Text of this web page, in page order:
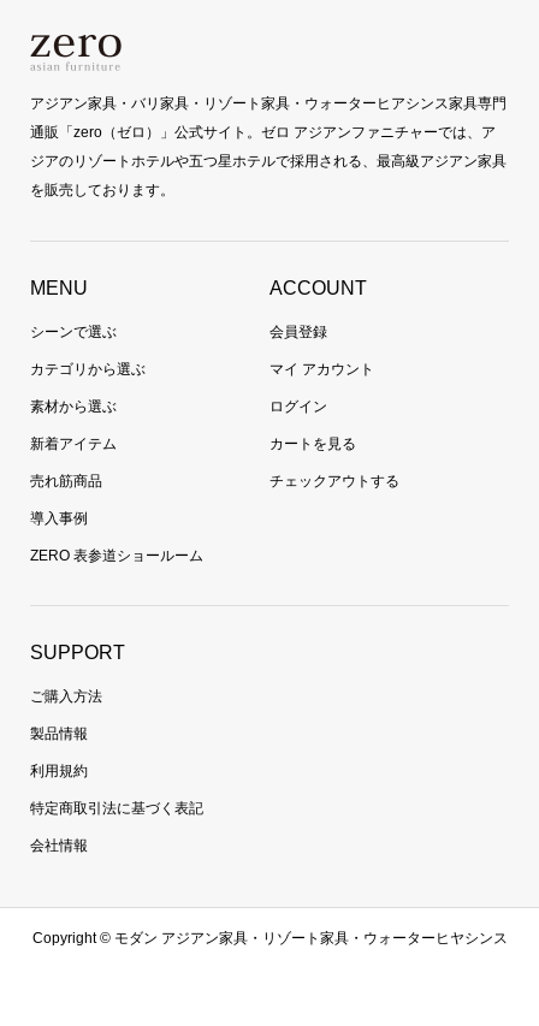
アジアン家具・バリ家具・リゾート家具・ウォーターヒアシンス家具専門
通販「zero（ゼロ）」公式サイト。ゼロ アジアンファニチャーでは、ア
ジアのリゾートホテルや五つ星ホテルで採用される、最高級アジアン家具
を販売しております。
MENU
シーンで選ぶ
カテゴリから選ぶ
素材から選ぶ
新着アイテム
売れ筋商品
導入事例
ZERO 表参道ショールーム
ACCOUNT
会員登録
マイ アカウント
ログイン
カートを見る
チェックアウトする
SUPPORT
ご購入方法
製品情報
利用規約
特定商取引法に基づく表記
会社情報
Copyright ©モダン アジアン家具・リゾート家具・ウォーターヒヤシンス